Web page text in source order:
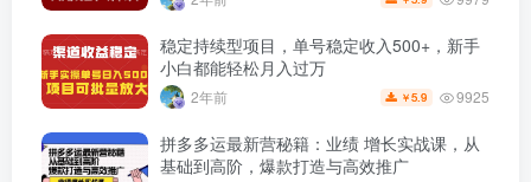
稳定持续型项目，单号稳定收入500+，新手
小白都能轻松月入过万
2年前 ￥5.9 9925
拼多多运最新营秘籍：业绩 增长实战课，从
基础到高阶，爆款打造与高效推广